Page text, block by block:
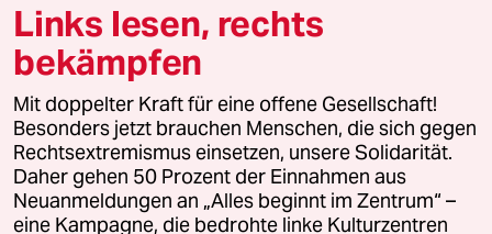
© 2026 taz Verlags und Vertriebs GmbH
Alle Rechte vorbehalten. Bei rechtlichen Fragen oder für Genehmigungen
wenden Sie sich bitte an
lizenzen@taz.de
Feedback Redaktionsstatut Kommune-Richtlinien
Links lesen, rechts
bekämpfen
Mit doppelter Kraft für eine offene Gesellschaft!
Besonders jetzt brauchen Menschen, die sich gegen
Rechtsextremismus einsetzen, unsere Solidarität.
Daher gehen 50 Prozent der Einnahmen aus
Neuanmeldungen an „Alles beginnt im Zentrum“ –
eine Kampagne, die bedrohte linke Kulturzentren